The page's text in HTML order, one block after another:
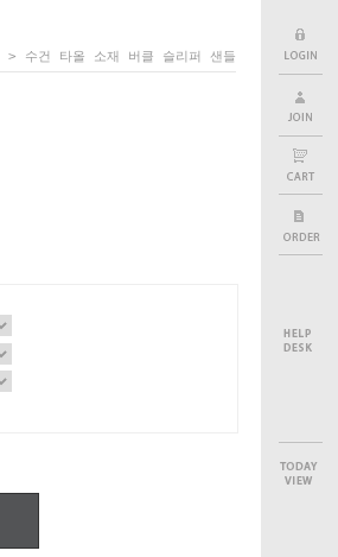
> 수건 타올 소재 버클 슬리퍼 샌들